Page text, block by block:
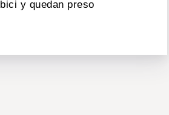
bici y quedan preso